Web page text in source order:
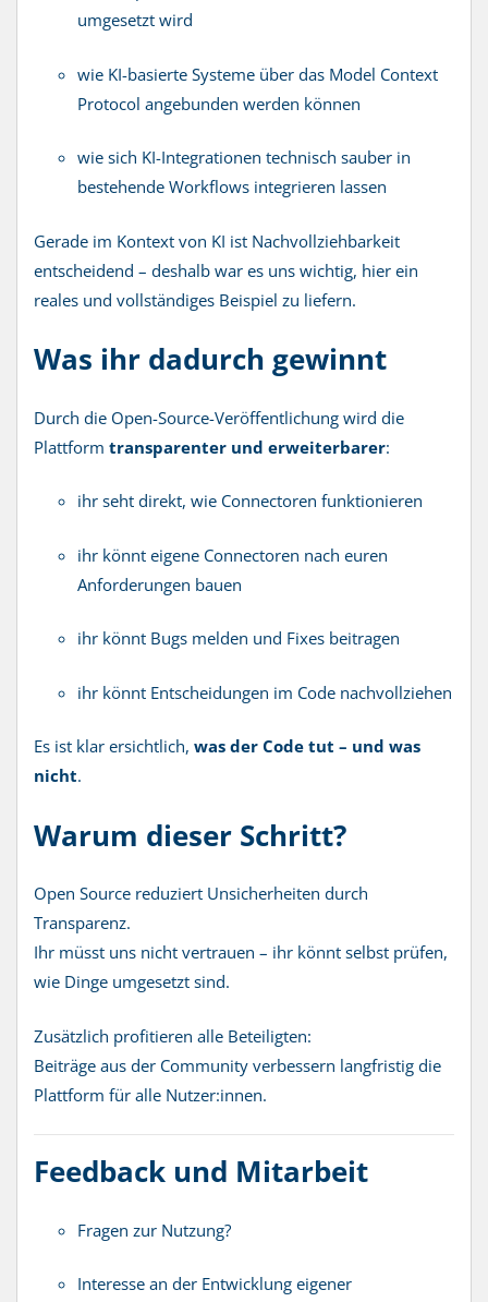
umgesetzt wird
wie KI-basierte Systeme über das Model Context
Protocol angebunden werden können
wie sich KI-Integrationen technisch sauber in
bestehende Workflows integrieren lassen
Gerade im Kontext von KI ist Nachvollziehbarkeit
entscheidend – deshalb war es uns wichtig, hier ein
reales und vollständiges Beispiel zu liefern.
Was ihr dadurch gewinnt
Durch die Open-Source-Veröffentlichung wird die
Plattform transparenter und erweiterbarer:
ihr seht direkt, wie Connectoren funktionieren
ihr könnt eigene Connectoren nach euren
Anforderungen bauen
ihr könnt Bugs melden und Fixes beitragen
ihr könnt Entscheidungen im Code nachvollziehen
Es ist klar ersichtlich, was der Code tut – und was
nicht.
Warum dieser Schritt?
Open Source reduziert Unsicherheiten durch
Transparenz.
Ihr müsst uns nicht vertrauen – ihr könnt selbst prüfen,
wie Dinge umgesetzt sind.
Zusätzlich profitieren alle Beteiligten:
Beiträge aus der Community verbessern langfristig die
Plattform für alle Nutzer:innen.
Feedback und Mitarbeit
Fragen zur Nutzung?
Interesse an der Entwicklung eigener